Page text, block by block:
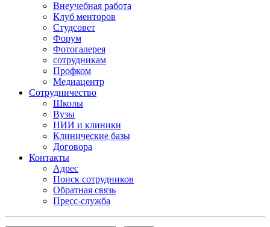
Внеучебная работа
Клуб менторов
Студсовет
Форум
Фотогалерея
сотрудникам
Профком
Медиацентр
Сотрудничество
Школы
Вузы
НИИ и клиники
Клинические базы
Договора
Контакты
Адрес
Поиск сотрудников
Обратная связь
Пресс-служба